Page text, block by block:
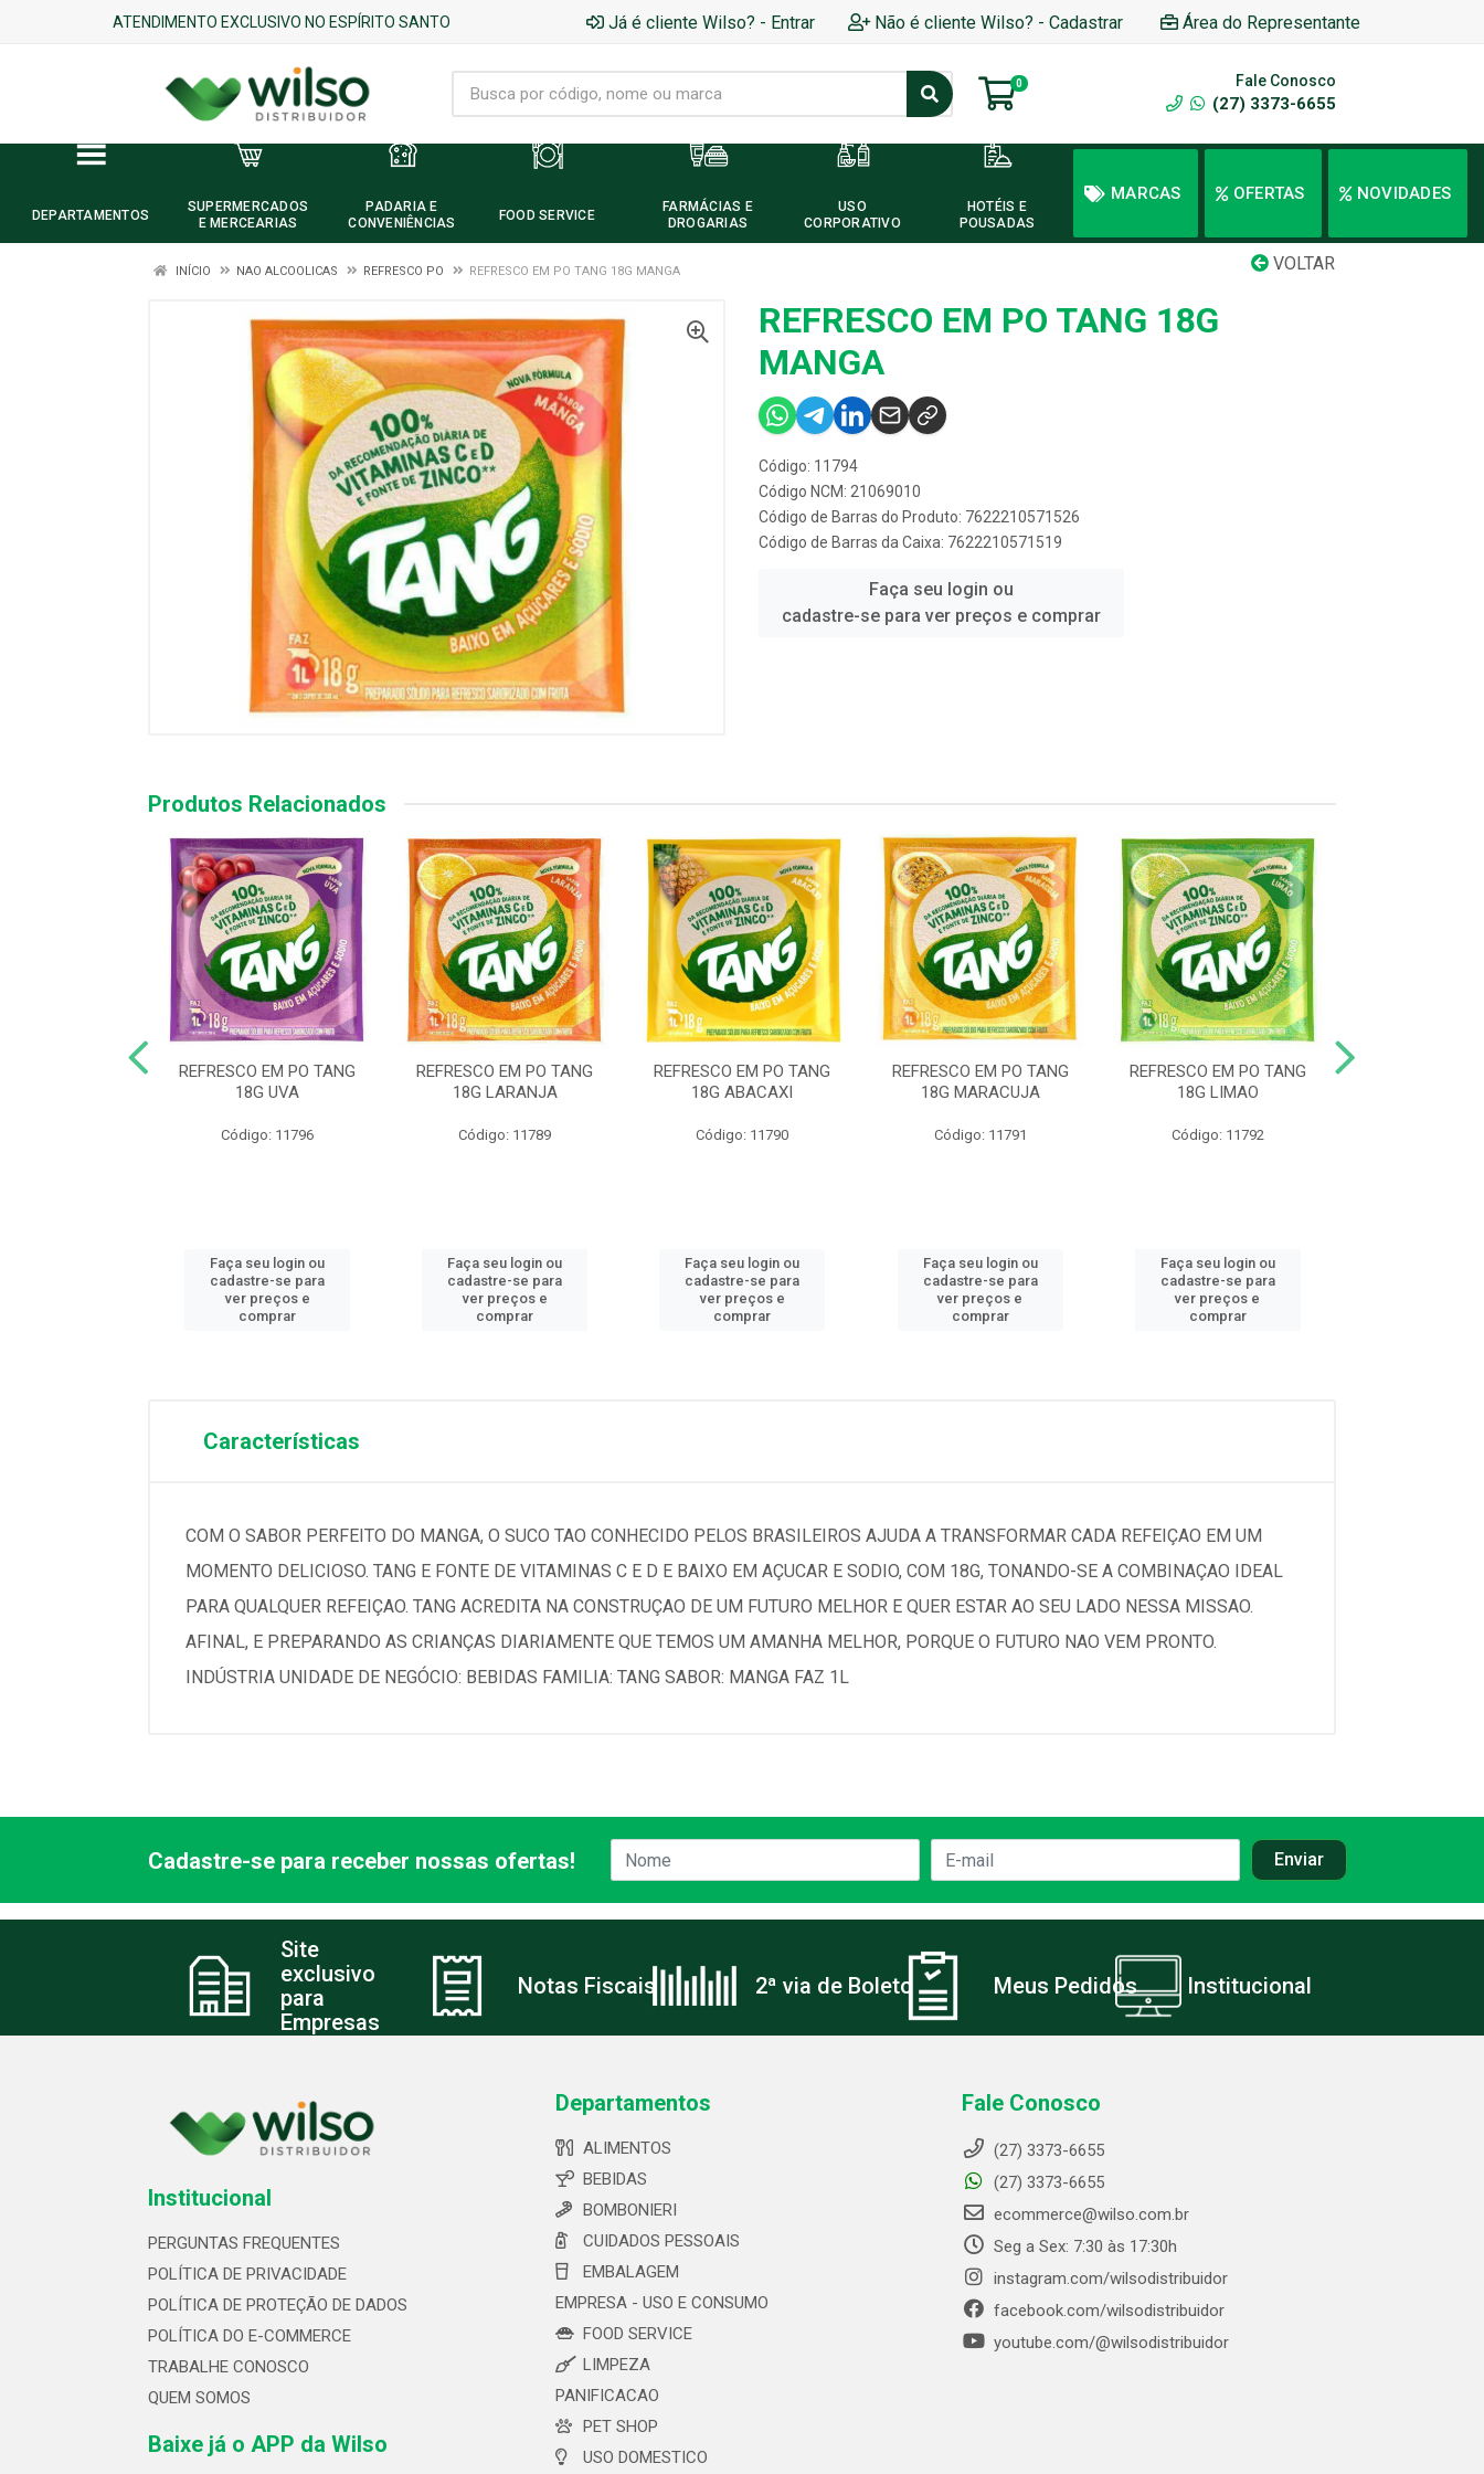
ATENDIMENTO EXCLUSIVO NO ESPÍRITO SANTO Já é cliente Wilso? - Entrar Não é cliente Wilso? - Cadastrar Área do Representante
0 Fale Conosco
(27) 3373-6655
DEPARTAMENTOS
SUPERMERCADOS
E MERCEARIAS
PADARIA E
CONVENIÊNCIAS
FOOD SERVICE
FARMÁCIAS E
DROGARIAS
USO
CORPORATIVO
HOTÉIS E
POUSADAS
MARCAS OFERTAS NOVIDADES
VOLTAR
INÍCIO NAO ALCOOLICAS REFRESCO PO REFRESCO EM PO TANG 18G MANGA
REFRESCO EM PO TANG 18G
MANGA
Código: 11794
Código NCM: 21069010
Código de Barras do Produto: 7622210571526
Código de Barras da Caixa: 7622210571519
Faça seu login ou
cadastre-se para ver preços e comprar
Produtos Relacionados
REFRESCO EM PO TANG
18G UVA
Código: 11796
Faça seu login ou
cadastre-se para
ver preços e
comprar
REFRESCO EM PO TANG
18G LARANJA
Código: 11789
Faça seu login ou
cadastre-se para
ver preços e
comprar
REFRESCO EM PO TANG
18G ABACAXI
Código: 11790
Faça seu login ou
cadastre-se para
ver preços e
comprar
REFRESCO EM PO TANG
18G MARACUJA
Código: 11791
Faça seu login ou
cadastre-se para
ver preços e
comprar
REFRESCO EM PO TANG
18G LIMAO
Código: 11792
Faça seu login ou
cadastre-se para
ver preços e
comprar
Características
COM O SABOR PERFEITO DO MANGA, O SUCO TAO CONHECIDO PELOS BRASILEIROS AJUDA A TRANSFORMAR CADA REFEIÇAO EM UM
MOMENTO DELICIOSO. TANG E FONTE DE VITAMINAS C E D E BAIXO EM AÇUCAR E SODIO, COM 18G, TONANDO-SE A COMBINAÇAO IDEAL
PARA QUALQUER REFEIÇAO. TANG ACREDITA NA CONSTRUÇAO DE UM FUTURO MELHOR E QUER ESTAR AO SEU LADO NESSA MISSAO.
AFINAL, E PREPARANDO AS CRIANÇAS DIARIAMENTE QUE TEMOS UM AMANHA MELHOR, PORQUE O FUTURO NAO VEM PRONTO.
INDÚSTRIA UNIDADE DE NEGÓCIO: BEBIDAS FAMILIA: TANG SABOR: MANGA FAZ 1L
Cadastre-se para receber nossas ofertas!
Site
exclusivo
para
Empresas
Notas Fiscais 2ª via de Boleto Meus Pedidos Institucional
Institucional
PERGUNTAS FREQUENTES
POLÍTICA DE PRIVACIDADE
POLÍTICA DE PROTEÇÃO DE DADOS
POLÍTICA DO E-COMMERCE
TRABALHE CONOSCO
QUEM SOMOS
Baixe já o APP da Wilso
Departamentos
ALIMENTOS
BEBIDAS
BOMBONIERI
CUIDADOS PESSOAIS
EMBALAGEM
EMPRESA - USO E CONSUMO
FOOD SERVICE
LIMPEZA
PANIFICACAO
PET SHOP
USO DOMESTICO
Fale Conosco
(27) 3373-6655
(27) 3373-6655
ecommerce@wilso.com.br
Seg a Sex: 7:30 às 17:30h
instagram.com/wilsodistribuidor
facebook.com/wilsodistribuidor
youtube.com/@wilsodistribuidor